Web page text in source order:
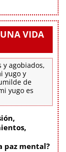
VIDA
y agobiados,
yugo y
de
yugo es
paz mental?